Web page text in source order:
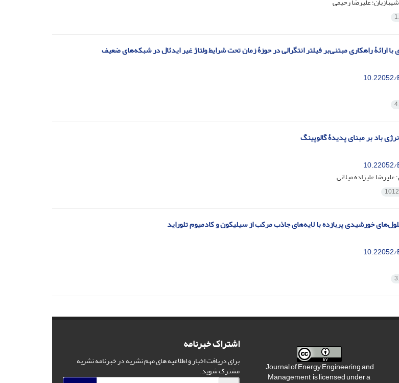
با ارائۀ راهکاری مبتنی‌بر فیلتر انتگرالی در حوزۀ زمان تحت شرایط ولتاژ غیر ایدئال در شبکه‌های ضعیف
باد بر مبنای پدیدۀ گالوپینگ
علیزاده میلانی
خورشیدی پربازده با لایه‌های جاذب مرکب از سیلیکون و کادمیوم تلوراید
Journal of Energy Engineering and
Management is licensed under a
اشتراک خبرنامه
برای دریافت اخبار و اطلاعیه های مهم نشریه در خبرنامه نشریه
مشترک شوید.